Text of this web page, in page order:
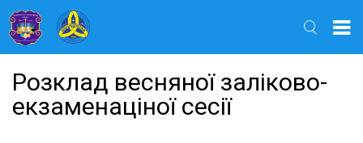
Розклад весняної заліково-
екзаменаціної сесії